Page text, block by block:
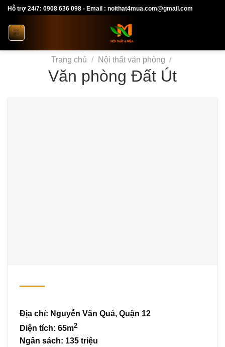
Skip
content
Hỗ trợ 24/7: 0908 636 098 - Email : noithat4mua.com@gmail.com
Trang chủ / Nội thất văn phòng /
Văn phòng Đất Út
Địa chỉ: Nguyễn Văn Quá, Quận 12
Diện tích: 65m2
Ngân sách: 135 triệu